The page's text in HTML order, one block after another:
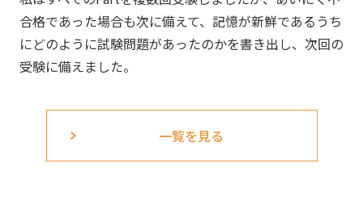
合格であった場合も次に備えて、記憶が新鮮であるうち
にどのように試験問題があったのかを書き出し、次回の
受験に備えました。
一覧を見る